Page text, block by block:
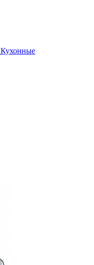
Кухонные